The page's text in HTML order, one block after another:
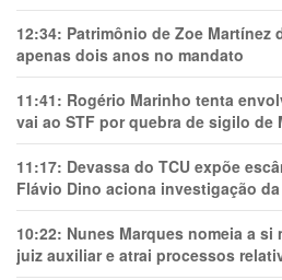
12:34: Patrimônio de Zoe Martínez
apenas dois anos no mandato
11:41: Rogério Marinho tenta
vai ao STF por quebra de sigilo de
11:17: Devassa do TCU expõe
Flávio Dino aciona investigação da
10:22: Nunes Marques nomeia a si
juiz auxiliar e atrai processos